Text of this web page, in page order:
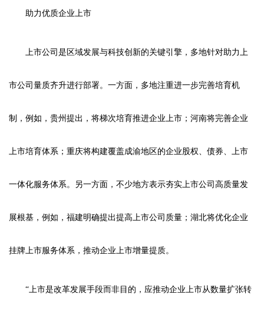
助力优质企业上市
上市公司是区域发展与科技创新的关键引擎，多地针对助力上
市公司量质齐升进行部署。一方面，多地注重进一步完善培育机
制，例如，贵州提出，将梯次培育推进企业上市；河南将完善企业
上市培育体系；重庆将构建覆盖成渝地区的企业股权、债券、上市
一体化服务体系。另一方面，不少地方表示夯实上市公司高质量发
展根基，例如，福建明确提出提高上市公司质量；湖北将优化企业
挂牌上市服务体系，推动企业上市增量提质。
“上市是改革发展手段而非目的，应推动企业上市从数量扩张转